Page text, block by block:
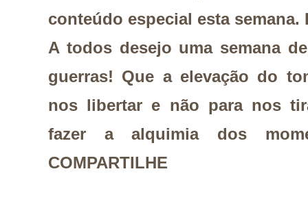
conteúdo especial esta
A todos desejo uma semana
guerras! Que a elevação do
nos libertar e não para nos
fazer a alquimia dos
COMPARTILHE